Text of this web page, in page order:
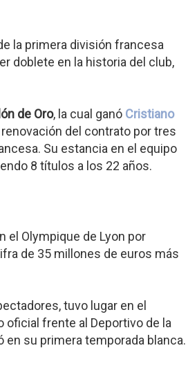
la primera división francesa
doblete en la historia del club,
de Oro, la cual ganó Cristiano
del contrato por tres
Su estancia en el equipo
8 títulos a los 22 años.
el Olympique de Lyon por
de 35 millones de euros más
tuvo lugar en el
oficial frente al Deportivo de la
en su primera temporada blanca.